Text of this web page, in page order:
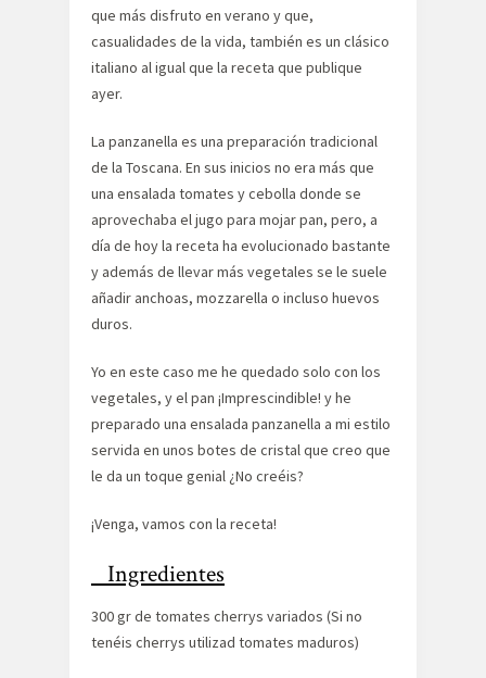
que más disfruto en verano y que,
casualidades de la vida, también es un clásico
italiano al igual que la receta que publique
ayer.
La panzanella es una preparación tradicional
de la Toscana. En sus inicios no era más que
una ensalada tomates y cebolla donde se
aprovechaba el jugo para mojar pan, pero, a
día de hoy la receta ha evolucionado bastante
y además de llevar más vegetales se le suele
añadir anchoas, mozzarella o incluso huevos
duros.
Yo en este caso me he quedado solo con los
vegetales, y el pan ¡Imprescindible! y he
preparado una ensalada panzanella a mi estilo
servida en unos botes de cristal que creo que
le da un toque genial ¿No creéis?
¡Venga, vamos con la receta!
Ingredientes
300 gr de tomates cherrys variados (Si no
tenéis cherrys utilizad tomates maduros)